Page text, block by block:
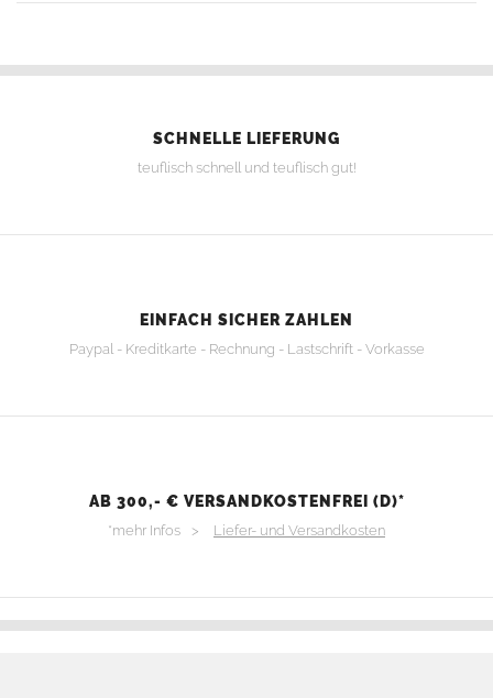
SCHNELLE LIEFERUNG
teuflisch schnell und teuflisch gut!
EINFACH SICHER ZAHLEN
Paypal - Kreditkarte - Rechnung - Lastschrift - Vorkasse
AB 300,- € VERSANDKOSTENFREI (D)*
*mehr Infos > Liefer- und Versandkosten